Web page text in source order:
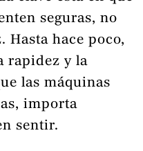
seguras, no
Hasta hace poco,
rapidez y la
las máquinas
importa
sentir.